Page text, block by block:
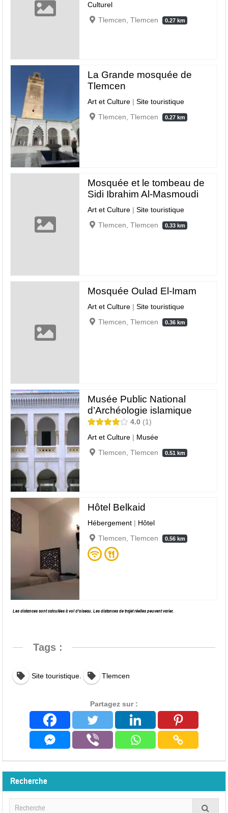
Culturel
Tlemcen, Tlemcen
0.27 km
La Grande mosquée de
Tlemcen
Art et Culture |Site touristique
Tlemcen, Tlemcen
0.27 km
Mosquée et le tombeau de
Sidi Ibrahim Al-Masmoudi
Art et Culture |Site touristique
Tlemcen, Tlemcen
0.33 km
Mosquée Oulad El-Imam
Art et Culture |Site touristique
Tlemcen, Tlemcen
0.36 km
Musée Public National
d’Archéologie islamique
4.0
1
Art et Culture | Musée
Tlemcen, Tlemcen
0.51 km
Hôtel Belkaid
Hébergement | Hôtel
Tlemcen, Tlemcen
0.56 km
Les distances sont calculées à vol d’oiseau. Les distances de trajet réelles peuvent varier.
Tags :
Site touristique, Tlemcen
Partagez sur :
Recherche